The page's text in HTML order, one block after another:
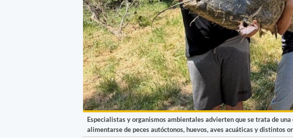
Especialistas y organismos ambientales advierten que se trata de
alimentarse de peces autóctonos, huevos, aves acuáticas y distintos